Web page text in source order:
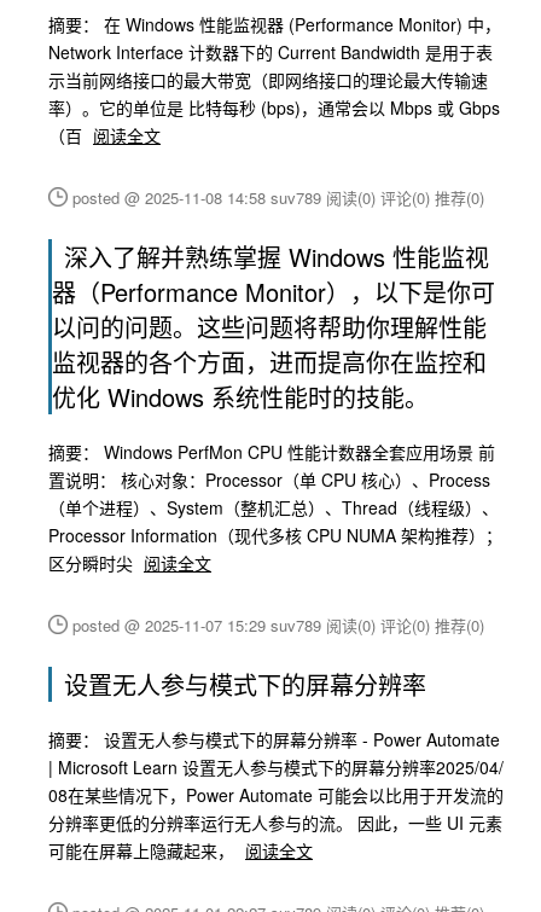
摘要： 在 Windows 性能监视器 (Performance Monitor) 中，
Network Interface 计数器下的 Current Bandwidth 是用于表
示当前网络接口的最大带宽（即网络接口的理论最大传输速
率）。它的单位是 比特每秒 (bps)，通常会以 Mbps 或 Gbps
（百 阅读全文
posted @ 2025-11-08 14:58 suv789 阅读(0) 评论(0) 推荐(0)
深入了解并熟练掌握 Windows 性能监视
器（Performance Monitor），以下是你可
以问的问题。这些问题将帮助你理解性能
监视器的各个方面，进而提高你在监控和
优化 Windows 系统性能时的技能。
摘要： Windows PerfMon CPU 性能计数器全套应用场景 前
置说明： 核心对象：Processor（单 CPU 核心）、Process
（单个进程）、System（整机汇总）、Thread（线程级）、
Processor Information（现代多核 CPU NUMA 架构推荐）；
区分瞬时尖 阅读全文
posted @ 2025-11-07 15:29 suv789 阅读(0) 评论(0) 推荐(0)
设置无人参与模式下的屏幕分辨率
摘要： 设置无人参与模式下的屏幕分辨率 - Power Automate
| Microsoft Learn 设置无人参与模式下的屏幕分辨率2025/04/
08在某些情况下，Power Automate 可能会以比用于开发流的
分辨率更低的分辨率运行无人参与的流。 因此，一些 UI 元素
可能在屏幕上隐藏起来，
阅读全文